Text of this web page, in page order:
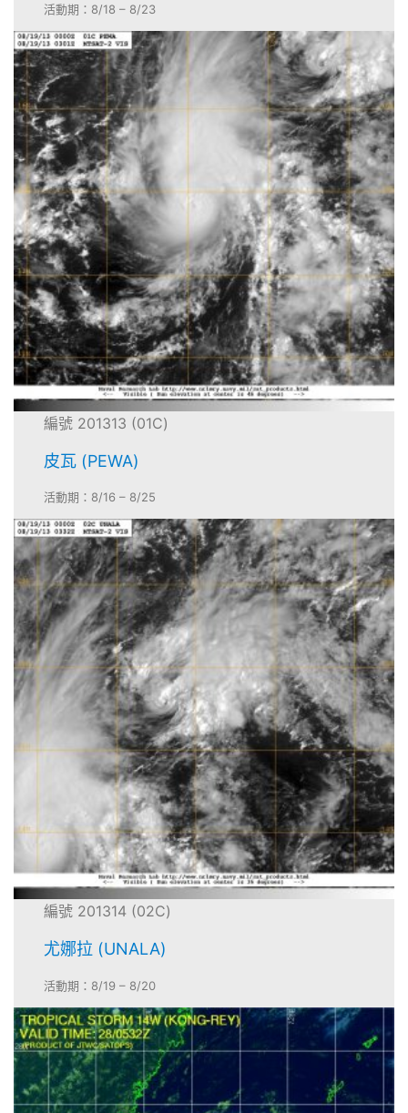
活動期：8/18 – 8/23
編號 201313 (01C)
皮瓦 (PEWA)
活動期：8/16 – 8/25
編號 201314 (02C)
尤娜拉 (UNALA)
活動期：8/19 – 8/20